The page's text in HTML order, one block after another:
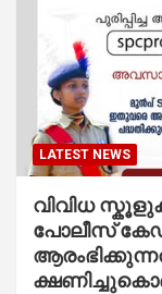
LATEST NEWS
വിവിധ
പോലീസ്